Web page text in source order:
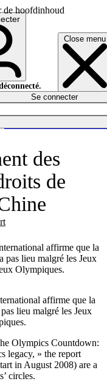
de hoofdinhoud
Close menu
Se connecter
des
de
affirme que la
pas lieu malgré les Jeux
Olympiques.
affirme que la
lieu malgré les Jeux
Olympics Countdown:
legacy, » the report
in August 2008) are a
circles.